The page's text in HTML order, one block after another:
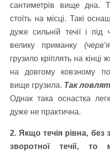
сантиметрів вище дна.
стоїть на місці. Такі
дуже сильній течії і
велику приманку
грузило кріплять на
на довгому ковзному
вище грузила. Так
Однак така оснастка
дуже не практична.
2. Якщо течія рівна, без
зворотної течії, то